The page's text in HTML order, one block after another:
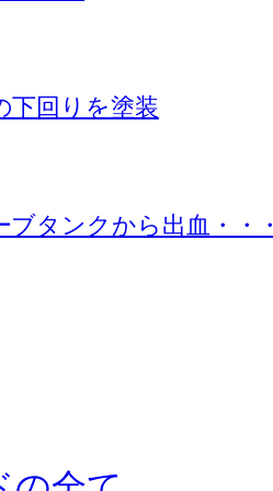
下回りを塗装
タンクから出血・・・